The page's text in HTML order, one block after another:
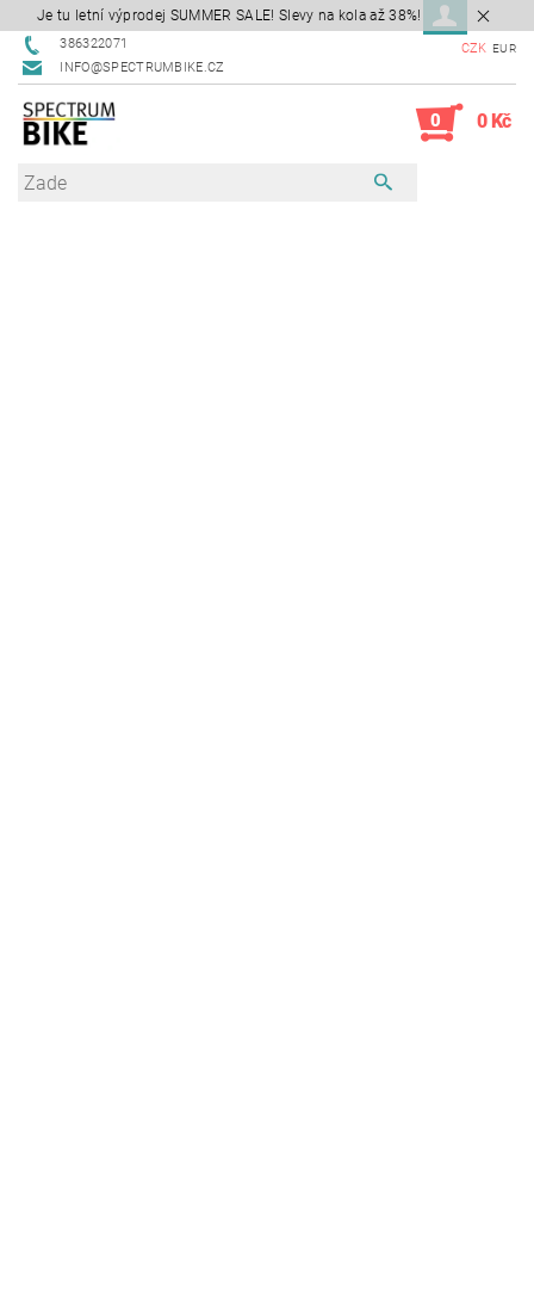
Je tu letní výprodej SUMMER SALE! Slevy na kola až 38%!
386322071
INFO@SPECTRUMBIKE.CZ
CZK EUR
0 0 Kč